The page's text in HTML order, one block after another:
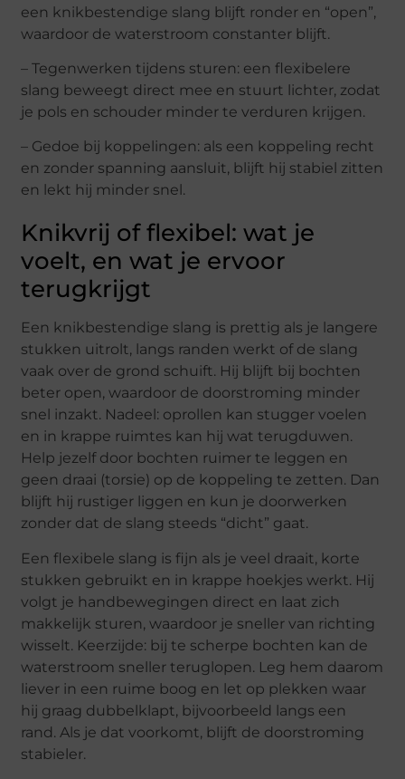
een knikbestendige slang blijft ronder en “open”,
waardoor de waterstroom constanter blijft.
– Tegenwerken tijdens sturen: een flexibelere
slang beweegt direct mee en stuurt lichter, zodat
je pols en schouder minder te verduren krijgen.
– Gedoe bij koppelingen: als een koppeling recht
en zonder spanning aansluit, blijft hij stabiel zitten
en lekt hij minder snel.
Knikvrij of flexibel: wat je
voelt, en wat je ervoor
terugkrijgt
Een knikbestendige slang is prettig als je langere
stukken uitrolt, langs randen werkt of de slang
vaak over de grond schuift. Hij blijft bij bochten
beter open, waardoor de doorstroming minder
snel inzakt. Nadeel: oprollen kan stugger voelen
en in krappe ruimtes kan hij wat terugduwen.
Help jezelf door bochten ruimer te leggen en
geen draai (torsie) op de koppeling te zetten. Dan
blijft hij rustiger liggen en kun je doorwerken
zonder dat de slang steeds “dicht” gaat.
Een flexibele slang is fijn als je veel draait, korte
stukken gebruikt en in krappe hoekjes werkt. Hij
volgt je handbewegingen direct en laat zich
makkelijk sturen, waardoor je sneller van richting
wisselt. Keerzijde: bij te scherpe bochten kan de
waterstroom sneller teruglopen. Leg hem daarom
liever in een ruime boog en let op plekken waar
hij graag dubbelklapt, bijvoorbeeld langs een
rand. Als je dat voorkomt, blijft de doorstroming
stabieler.